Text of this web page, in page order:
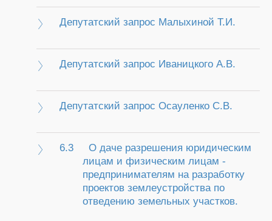
Депутатский запрос Малыхиной Т.И.
Депутатский запрос Иваницкого А.В.
Депутатский запрос Осауленко С.В.
6.3
О даче разрешения юридическим
лицам и физическим лицам -
предпринимателям на разработку
проектов землеустройства по
отведению земельных участков.